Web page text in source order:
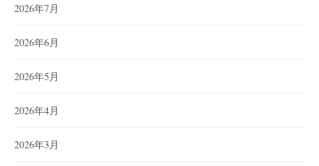
2026年7月
2026年6月
2026年5月
2026年4月
2026年3月